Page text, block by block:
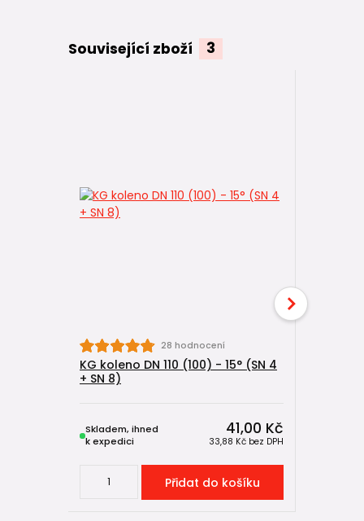
Související zboží 3
28 hodnocení
KG koleno DN 110 (100) - 15° (SN 4
+ SN 8)
41,00 Kč
33,88 Kč bez DPH
Skladem, ihned
k expedici
Přidat do košíku